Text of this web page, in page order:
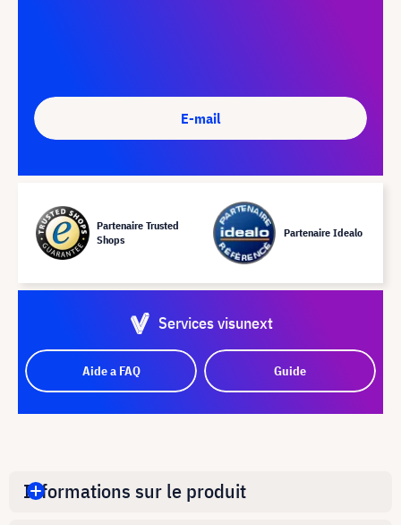
E-mail
Partenaire Trusted
Shops
Partenaire Idealo
Services visunext
Aide a FAQ Guide
Informations sur le produit